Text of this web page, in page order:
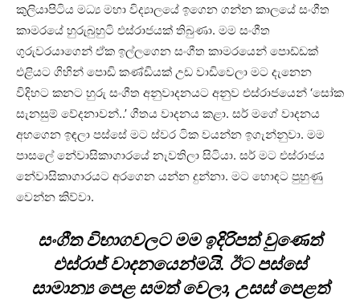
කුලියාපිටිය මධ්‍ය මහා විද්‍යාලයේ ඉගෙන ගන්න කාලයේ සංගීත
කාමරයේ හුරුබුහුටි එස්රාජයක් තිබුණා. මම සංගීත
ගුරුවරයාගෙන් ඒක ඉල්ලගෙන සංගීත කාමරයෙන් පොඩ්ඩක්
එළියට ගිහින් පොඩි කණ්ඩියක් උඩ වාඩිවෙලා මට දැනෙන
විදිහට කනට හුරු සංගීත අනුවාදනයට අනුව එස්රාජයෙන් ‘සෝක
සැනසුම් වේදනාවන්..’ ගීතය වාදනය කළා. සර් මගේ වාදනය
අහගෙන ඉඳලා පස්සේ මට ස්වර ටික වයන්න ඉගැන්නුවා. මම
පාසලේ නේවාසිකාගාරයේ නැවතිලා සිටියා. සර් මට එස්රාජය
නේවාසිකාගාරයට අරගෙන යන්න දුන්නා. මට හොඳට පුහුණු
වෙන්න කිව්වා.
සංගීත විභාගවලට මම ඉදිරිපත් වුණෙත්
එස්රාජ් වාදනයෙන්මයි. ඊට පස්සේ
සාමාන්‍ය පෙළ සමත් වෙලා, උසස් පෙළත්